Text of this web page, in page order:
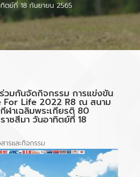
ตย์ที่ 18 กันยายน 2565
ร่วมกันจัดกิจกรรม การแข่งขัน
For Life 2022 R8 ณ สนาม
ฬาเฉลิมพระเกียรติ 80
าชสีมา วันอาทิตย์ที่ 18
ารและกิจกรรม